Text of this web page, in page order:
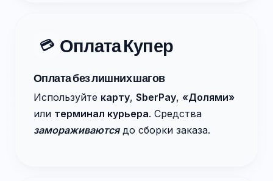
💳 Оплата Купер
Оплата без лишних шагов
Используйте карту, SberPay, «Долями»
или терминал курьера. Средства
замораживаютсядо сборки заказа.